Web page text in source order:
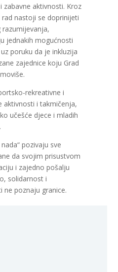
zabavne aktivnosti. Kroz
nastoji se doprinijeti
jednakih mogućnosti
poruku da je inkluzija
zajednice koju Grad
rekreativne i
aktivnosti i takmičenja,
učešće djece i mladih
pozivaju sve
da svojim prisustvom
i zajedno pošalju
solidarnost i
ne poznaju granice.